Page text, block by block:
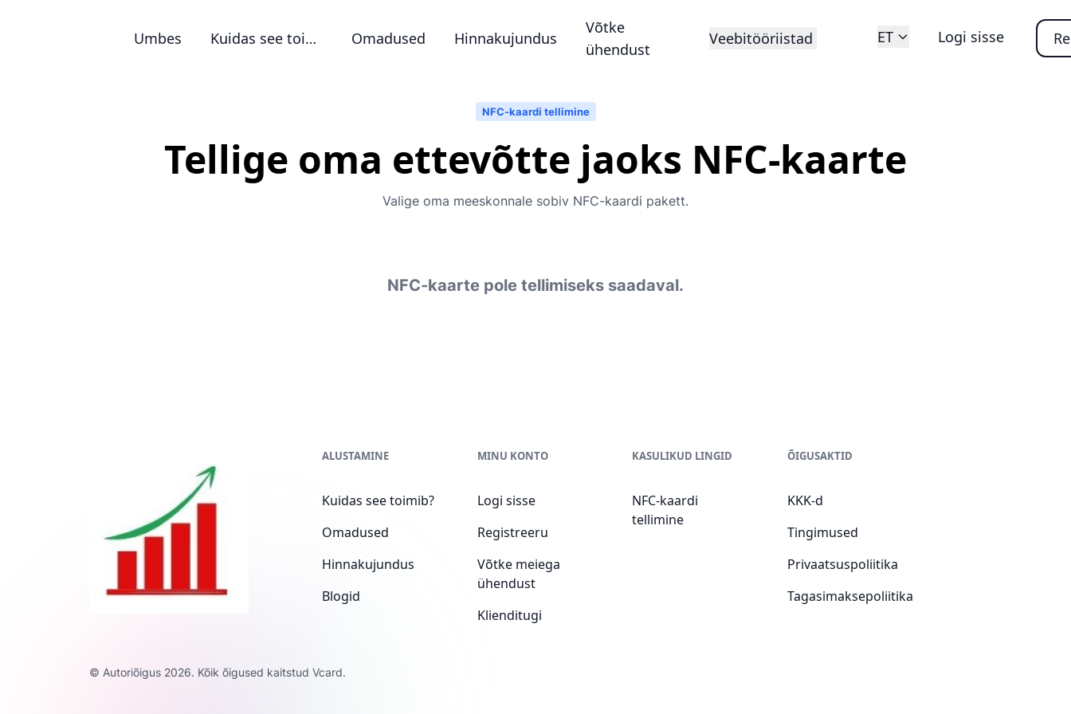
Umbes Kuidas see toimib? Omadused Hinnakujundus
Võtke
ühendust
Veebitööriistad ET Logi sisse
NFC-kaardi tellimine
Tellige oma ettevõtte jaoks NFC-kaarte
Valige oma meeskonnale sobiv NFC-kaardi pakett.
NFC-kaarte pole tellimiseks saadaval.
ALUSTAMINE
Kuidas see toimib?
Omadused
Hinnakujundus
Blogid
MINU KONTO
Logi sisse
Registreeru
Võtke meiega
ühendust
Klienditugi
KASULIKUD LINGID
NFC-kaardi
tellimine
ÕIGUSAKTID
KKK-d
Tingimused
Privaatsuspoliitika
Tagasimaksepoliitika
© Autoriõigus 2026. Kõik õigused kaitstud Vcard.